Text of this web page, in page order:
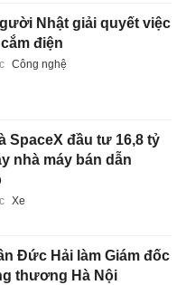
Nhật giải quyết việc
điện
Công nghệ
SpaceX đầu tư 16,8 tỷ
nhà máy bán dẫn
Xe
Đức Hải làm Giám đốc
thương Hà Nội